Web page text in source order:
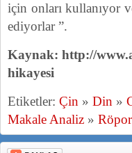
için onları kullanıyor
ediyorlar ”.
Kaynak: http://
hikayesi
Etiketler: Çin » Din »
Makale Analiz »